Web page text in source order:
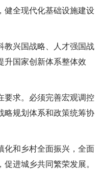
健全现代化基础设施建设
教兴国战略、人才强国战
升国家创新体系整体效
要求。必须完善宏观调控
略规划体系和政策统筹协
化和乡村全面振兴，全面
进城乡共同繁荣发展。